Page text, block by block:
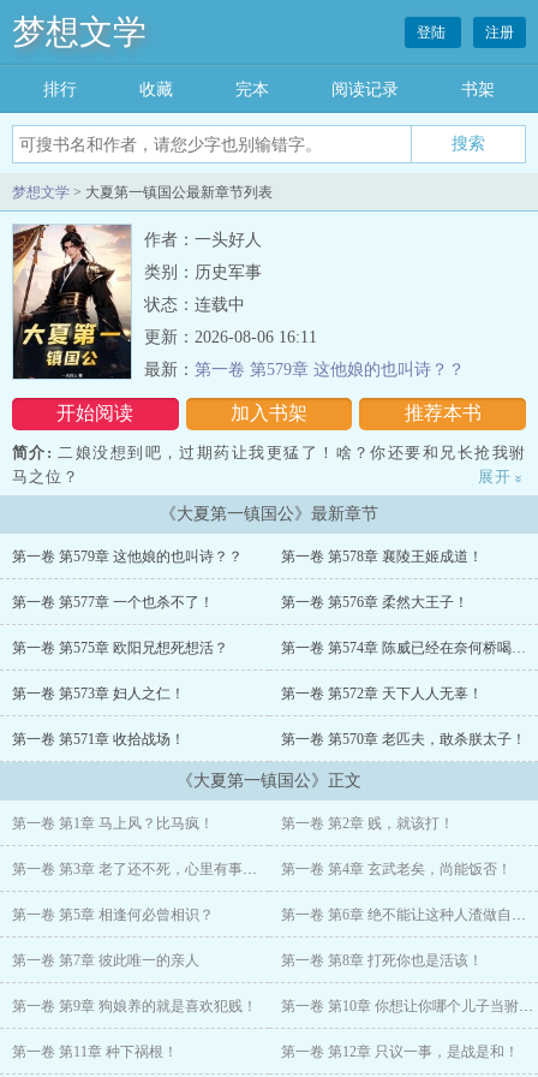
梦想文学 登陆 注册
排行 收藏 完本 阅读记录 书架
梦想文学 > 大夏第一镇国公最新章节列表
作者：一头好人
类别：历史军事
状态：连载中
开始阅读 加入书架 推荐本书
更新：2026-08-06 16:11
最新： 第一卷 第579章 这他娘的也叫诗？？
简介: 二娘没想到吧，过期药让我更猛了！啥？你还要和兄长抢我驸
马之位？
给脸不要，抽你丫的！啊？你还要报仇？那你快着点，再晚......我皇
上老丈人就喊我去登基了！
本书又名《战神驸马是诗仙》、《两国公主当我舔狗，恶毒二娘吓哭
了》。
展开 »
《大夏第一镇国公》最新章节
第一卷 第579章 这他娘的也叫诗？？ 第一卷 第578章 襄陵王姬成道！
第一卷 第577章 一个也杀不了！ 第一卷 第576章 柔然大王子！
第一卷 第575章 欧阳兄想死想活？ 第一卷 第574章 陈威已经在奈何桥喝汤了！
第一卷 第573章 妇人之仁！ 第一卷 第572章 天下人人无辜！
第一卷 第571章 收拾战场！ 第一卷 第570章 老匹夫，敢杀朕太子！
《大夏第一镇国公》正文
第一卷 第1章 马上风？比马疯！ 第一卷 第2章 贱，就该打！
第一卷 第3章 老了还不死，心里有事儿！ 第一卷 第4章 玄武老矣，尚能饭否！
第一卷 第5章 相逢何必曾相识？ 第一卷 第6章 绝不能让这种人渣做自己的驸马！
第一卷 第7章 彼此唯一的亲人 第一卷 第8章 打死你也是活该！
第一卷 第9章 狗娘养的就是喜欢犯贱！ 第一卷 第10章 你想让你哪个儿子当驸马？
第一卷 第11章 种下祸根！ 第一卷 第12章 只议一事，是战是和！